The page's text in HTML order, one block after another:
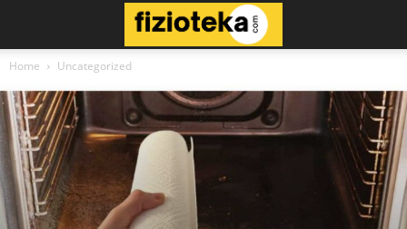
Home Uncategorized